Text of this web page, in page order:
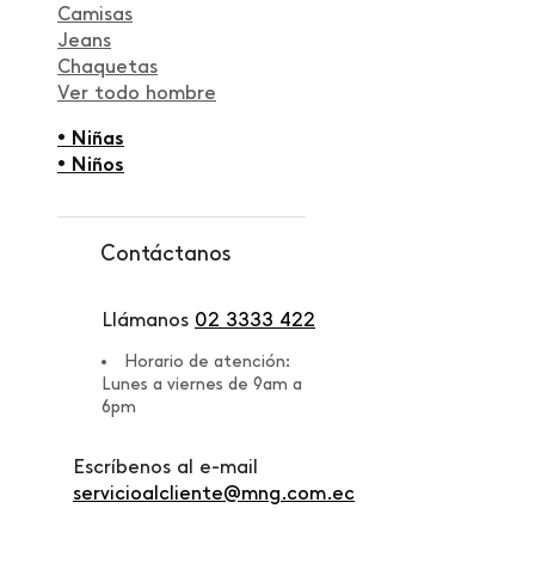
Camisas
Jeans
Chaquetas
Ver todo hombre
• Niñas
• Niños
Contáctanos
Llámanos 02 3333 422
Horario de atención:
Lunes a viernes de 9am a
6pm
Escríbenos al e-mail
servicioalcliente@mng.com.ec